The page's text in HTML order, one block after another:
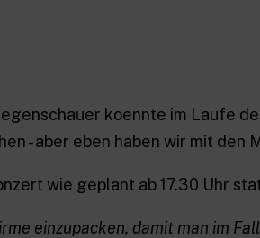
koennte im Laufe
- aber eben haben wir mit den
wie geplant ab 17.30 Uhr
einzupacken, damit man im